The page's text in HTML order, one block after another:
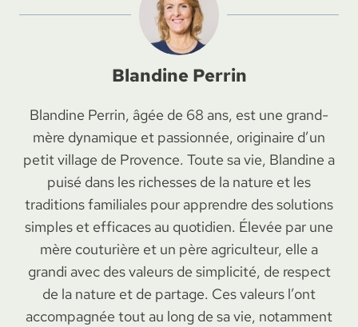
Blandine Perrin
Blandine Perrin, âgée de 68 ans, est une grand-
mère dynamique et passionnée, originaire d’un
petit village de Provence. Toute sa vie, Blandine a
puisé dans les richesses de la nature et les
traditions familiales pour apprendre des solutions
simples et efficaces au quotidien. Élevée par une
mère couturière et un père agriculteur, elle a
grandi avec des valeurs de simplicité, de respect
de la nature et de partage. Ces valeurs l’ont
accompagnée tout au long de sa vie, notamment